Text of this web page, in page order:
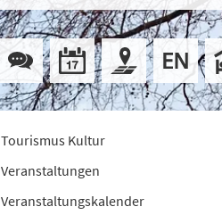
Tourismus Kultur
Veranstaltungen
Veranstaltungskalender